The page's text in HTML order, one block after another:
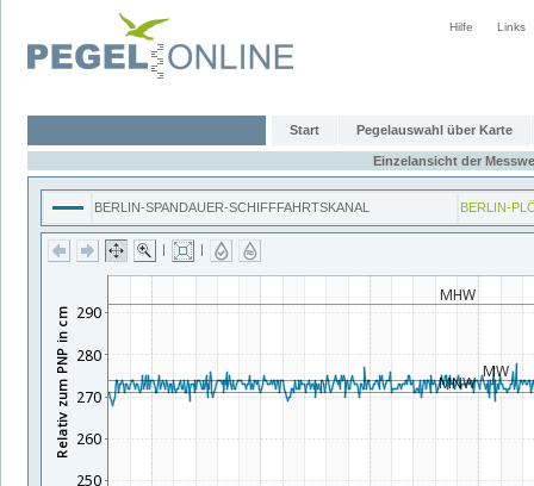
Hilfe Links
Start Pegelauswahl über Karte
Einzelansicht der
BERLIN-SPANDAUER-SCHIFFFAHRTSKANAL BERLIN-
| |